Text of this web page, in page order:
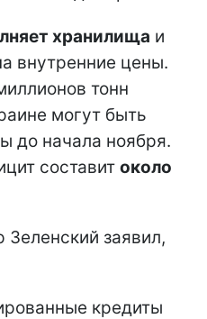
хранилища и
внутренние цены.
тонн
могут быть
до начала ноября.
составит около
заявил,
кредиты